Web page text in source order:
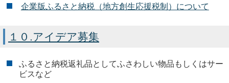
企業版ふるさと納税（地方創生応援税制）について
１０.アイデア募集
ふるさと納税返礼品としてふさわしい物品もしくはサー
ビスなど